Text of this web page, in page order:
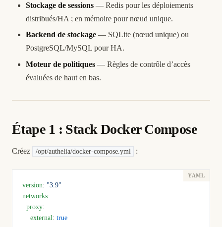
Stockage de sessions — Redis pour les déploiements
distribués/HA ; en mémoire pour nœud unique.
Backend de stockage — SQLite (nœud unique) ou
PostgreSQL/MySQL pour HA.
Moteur de politiques — Règles de contrôle d’accès
évaluées de haut en bas.
Étape 1 : Stack Docker Compose
Créez /opt/authelia/docker-compose.yml :
version: "3.9"
networks:
  proxy
:
    external
: true